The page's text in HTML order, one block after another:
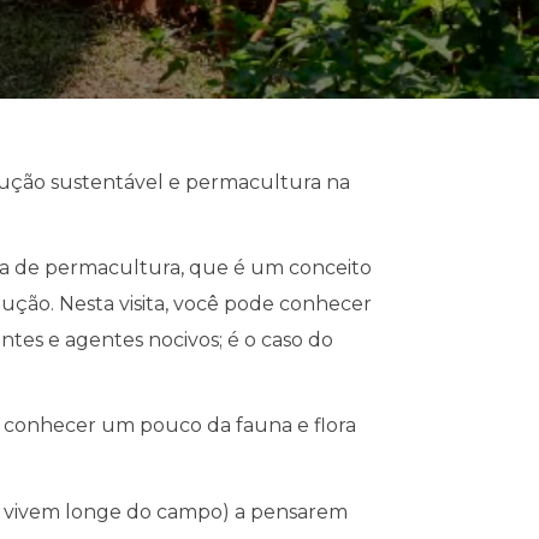
sustentável e permacultura na
de permacultura, que é um conceito
Nesta visita, você pode conhecer
e agentes nocivos; é o caso do
um pouco da fauna e flora
longe do campo) a pensarem